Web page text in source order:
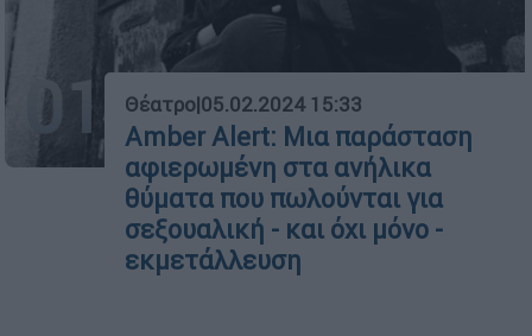
01 Θέατρο|05.02.2024 15:33
Amber Alert: Μια παράσταση
αφιερωμένη στα ανήλικα
θύματα που πωλούνται για
σεξουαλική - και όχι μόνο -
εκμετάλλευση